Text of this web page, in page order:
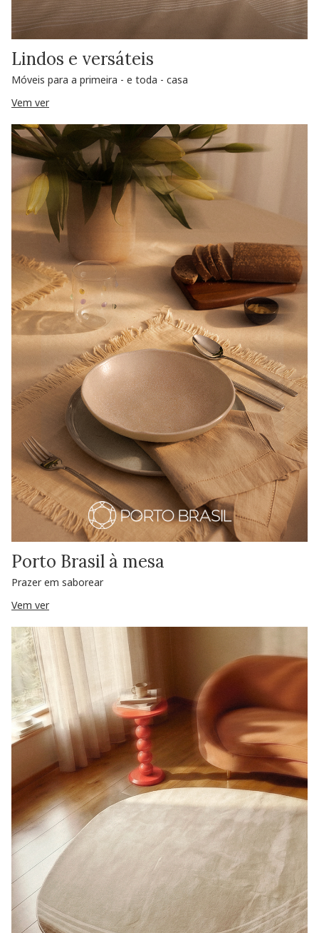
Lindos e versáteis
Móveis para a primeira - e toda - casa
Vem ver
Porto Brasil à mesa
Prazer em saborear
Vem ver